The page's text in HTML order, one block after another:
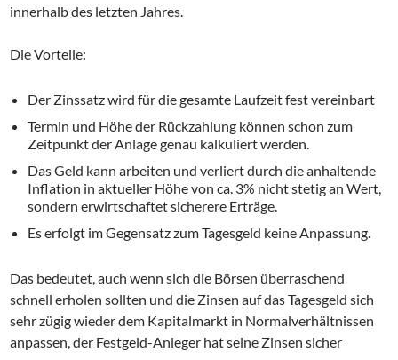
innerhalb des letzten Jahres.
Die Vorteile:
Der Zinssatz wird für die gesamte Laufzeit fest vereinbart
Termin und Höhe der Rückzahlung können schon zum
Zeitpunkt der Anlage genau kalkuliert werden.
Das Geld kann arbeiten und verliert durch die anhaltende
Inflation in aktueller Höhe von ca. 3% nicht stetig an Wert,
sondern erwirtschaftet sicherere Erträge.
Es erfolgt im Gegensatz zum Tagesgeld keine Anpassung.
Das bedeutet, auch wenn sich die Börsen überraschend
schnell erholen sollten und die Zinsen auf das Tagesgeld sich
sehr zügig wieder dem Kapitalmarkt in Normalverhältnissen
anpassen, der Festgeld-Anleger hat seine Zinsen sicher